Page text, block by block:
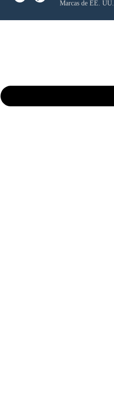
Marcas de EE. UU.